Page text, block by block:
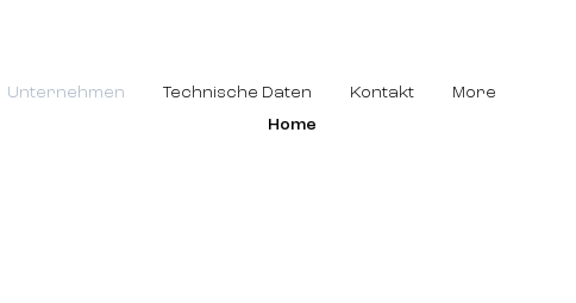
Unternehmen Technische Daten Kontakt More
Home